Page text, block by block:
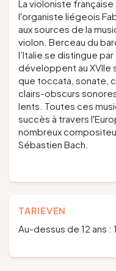
La violoniste
l'organiste liégeois
aux sources de la
violon. Berceau du
l’Italie se distingue
développent au XVIIe
que toccata, sonate,
clairs-obscurs
lents. Toutes ces
succès à travers
nombreux
Sébastien Bach.
TARIEVEN
Au-dessus de 12 ans :